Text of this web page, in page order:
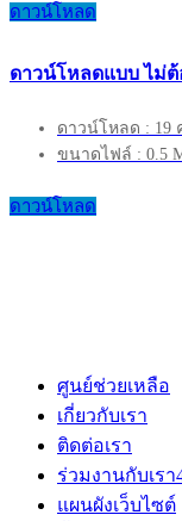
ดาวน์โหลด
ดาวน์โหลดแบบ ไม่ต้
ดาวน์โหลด : 19
ขนาดไฟล์ : 0.5
ดาวน์โหลด
ศูนย์ช่วยเหลือ
เกี่ยวกับเรา
ติดต่อเรา
ร่วมงานกับเรา
แผนผังเว็บไซต์